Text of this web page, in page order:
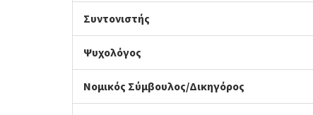
Συντονιστής
Ψυχολόγος
Νομικός Σύμβουλος/Δικηγόρος